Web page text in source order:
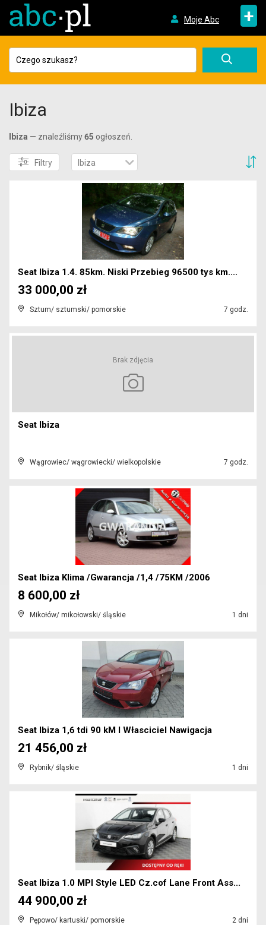
Moje Abc +
Ibiza
Ibiza — znaleźliśmy65 ogłoszeń.
Filtry Ibiza
Seat Ibiza 1.4. 85km. Niski Przebieg 96500 tys km....
Sztum/ sztumski/ pomorskie 7 godz.
33 000,00 zł
Brak zdjęcia
Seat Ibiza
Wągrowiec/ wągrowiecki/ wielkopolskie 7 godz.
Seat Ibiza Klima /Gwarancja /1,4 /75KM /2006
Mikołów/ mikołowski/ śląskie 1 dni
8 600,00 zł
Seat Ibiza 1,6 tdi 90 kM I Własciciel Nawigacja
Rybnik/ śląskie 1 dni
21 456,00 zł
Seat Ibiza 1.0 MPI Style LED Cz.cof Lane Front Ass...
Pępowo/ kartuski/ pomorskie 2 dni
44 900,00 zł